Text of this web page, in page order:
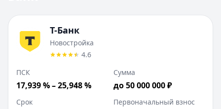
Т-Банк
Новостройка
4.6
ПСК
17,939 % – 25,948 %
Сумма
до 50 000 000 ₽
Срок Первоначальный взнос